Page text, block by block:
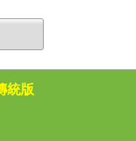
統版